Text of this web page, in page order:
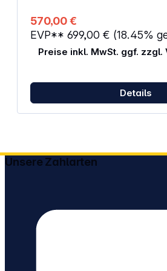
570,00 €
EVP** 699,00 € (18.45%
Preise inkl. MwSt. ggf.
Details
Unsere Zahlarten